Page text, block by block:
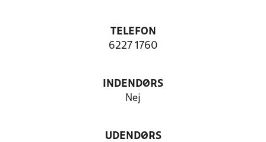
TELEFON
6227 1760
INDENDØRS
Nej
UDENDØRS